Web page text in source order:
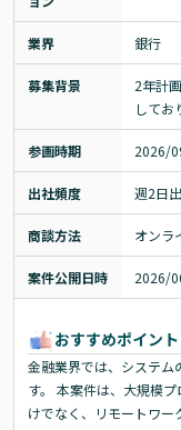
業界 銀行
募集背景
2年計
してお
参画時期 2026/
出社頻度 週2日
商談方法 オンラ
案件公開日時 2026/
おすすめポイント
金融業界では、システム
す。 本案件は、大規模
けでなく、リモートワー